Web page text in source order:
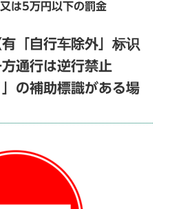
は5万円以下の罰金
「自行车除外」标识
通行は逆行禁止
」の補助標識がある場